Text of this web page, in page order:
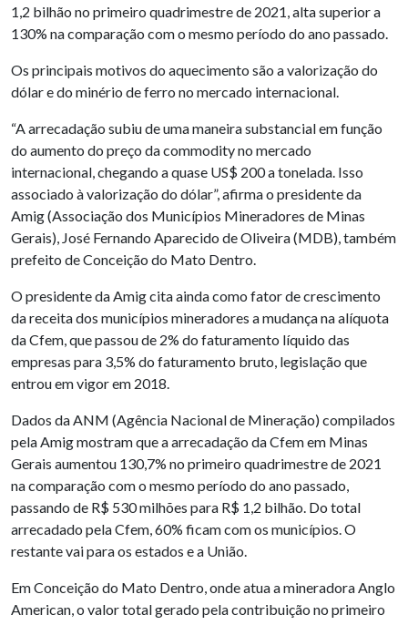
1,2 bilhão no primeiro quadrimestre de 2021, alta superior a
130% na comparação com o mesmo período do ano passado.
Os principais motivos do aquecimento são a valorização do
dólar e do minério de ferro no mercado internacional.
“A arrecadação subiu de uma maneira substancial em função
do aumento do preço da commodity no mercado
internacional, chegando a quase US$ 200 a tonelada. Isso
associado à valorização do dólar”, afirma o presidente da
Amig (Associação dos Municípios Mineradores de Minas
Gerais), José Fernando Aparecido de Oliveira (MDB), também
prefeito de Conceição do Mato Dentro.
O presidente da Amig cita ainda como fator de crescimento
da receita dos municípios mineradores a mudança na alíquota
da Cfem, que passou de 2% do faturamento líquido das
empresas para 3,5% do faturamento bruto, legislação que
entrou em vigor em 2018.
Dados da ANM (Agência Nacional de Mineração) compilados
pela Amig mostram que a arrecadação da Cfem em Minas
Gerais aumentou 130,7% no primeiro quadrimestre de 2021
na comparação com o mesmo período do ano passado,
passando de R$ 530 milhões para R$ 1,2 bilhão. Do total
arrecadado pela Cfem, 60% ficam com os municípios. O
restante vai para os estados e a União.
Em Conceição do Mato Dentro, onde atua a mineradora Anglo
American, o valor total gerado pela contribuição no primeiro